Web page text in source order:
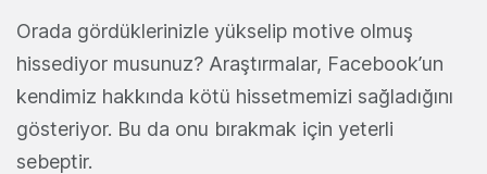
Orada gördüklerinizle yükselip motive olmuş
hissediyor musunuz? Araştırmalar, Facebook’un
kendimiz hakkında kötü hissetmemizi sağladığını
gösteriyor. Bu da onu bırakmak için yeterli
sebeptir.